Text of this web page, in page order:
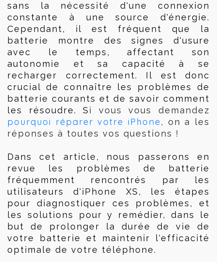
sans la nécessité d'une connexion
constante à une source d'énergie.
Cependant, il est fréquent que la
batterie montre des signes d'usure
avec le temps, affectant son
autonomie et sa capacité à se
recharger correctement. Il est donc
crucial de connaître les problèmes de
batterie courants et de savoir comment
les résoudre. Si vous vous demandez
pourquoi réparer votre iPhone, on a les
réponses à toutes vos questions !
Dans cet article, nous passerons en
revue les problèmes de batterie
fréquemment rencontrés par les
utilisateurs d'iPhone XS, les étapes
pour diagnostiquer ces problèmes, et
les solutions pour y remédier, dans le
but de prolonger la durée de vie de
votre batterie et maintenir l'efficacité
optimale de votre téléphone.